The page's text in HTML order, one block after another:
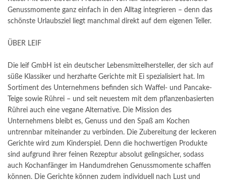
Genussmomente ganz einfach in den Alltag integrieren – denn das
schönste Urlaubsziel liegt manchmal direkt auf dem eigenen Teller.
ÜBER LEIF
Die leif GmbH ist ein deutscher Lebensmittelhersteller, der sich auf
süße Klassiker und herzhafte Gerichte mit Ei spezialisiert hat. Im
Sortiment des Unternehmens befinden sich Waffel- und Pancake-
Teige sowie Rührei – und seit neuestem mit dem pflanzenbasierten
Rührei auch eine vegane Alternative. Die Mission des
Unternehmens bleibt es, Genuss und den Spaß am Kochen
untrennbar miteinander zu verbinden. Die Zubereitung der leckeren
Gerichte wird zum Kinderspiel. Denn die hochwertigen Produkte
sind aufgrund ihrer feinen Rezeptur absolut gelingsicher, sodass
auch Kochanfänger im Handumdrehen Genussmomente schaffen
können. Die Gerichte können zudem individuell nach Lust und